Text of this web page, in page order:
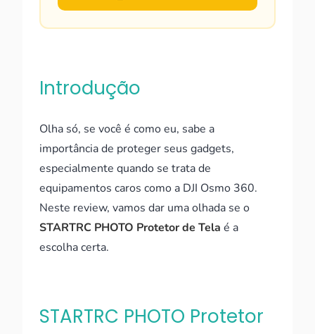
Introdução
Olha só, se você é como eu, sabe a
importância de proteger seus gadgets,
especialmente quando se trata de
equipamentos caros como a DJI Osmo 360.
Neste review, vamos dar uma olhada se o
STARTRC PHOTO Protetor de Tela é a
escolha certa.
STARTRC PHOTO Protetor